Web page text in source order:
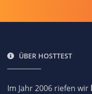
ÜBER HOSTTEST
Im Jahr 2006 riefen wir